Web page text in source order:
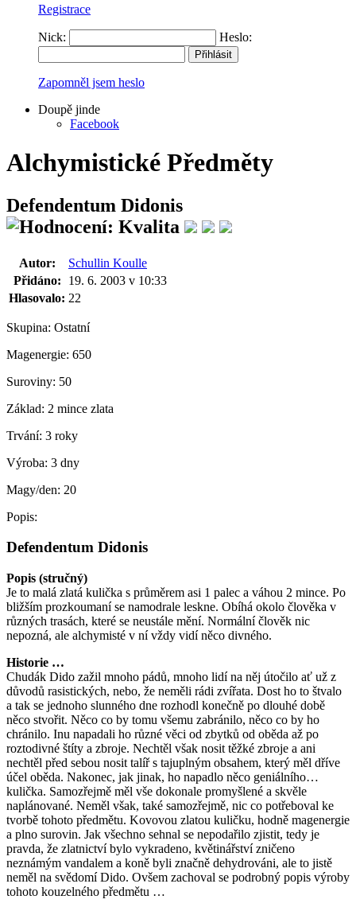
Registrace
Nick: Heslo:
Zapomněl jsem heslo
Doupě jinde
Facebook
Alchymistické Předměty
Defendentum Didonis
Autor:
Schullin Koulle
Přidáno:
19. 6. 2003 v 10:33
Hlasovalo: 22
Skupina: Ostatní
Magenergie: 650
Suroviny: 50
Základ: 2 mince zlata
Trvání: 3 roky
Výroba: 3 dny
Magy/den: 20
Popis:
Defendentum Didonis
Popis (stručný)
Je to malá zlatá kulička s průměrem asi 1 palec a váhou 2 mince. Po
bližším prozkoumaní se namodrale leskne. Obíhá okolo člověka v
různých trasách, které se neustále mění. Normální člověk nic
nepozná, ale alchymisté v ní vždy vidí něco divného.
Historie …
Chudák Dido zažil mnoho pádů, mnoho lidí na něj útočilo ať už z
důvodů rasistických, nebo, že neměli rádi zvířata. Dost ho to štvalo
a tak se jednoho slunného dne rozhodl konečně po dlouhé době
něco stvořit. Něco co by tomu všemu zabránilo, něco co by ho
chránilo. Inu napadali ho různé věci od zbytků od oběda až po
roztodivné štíty a zbroje. Nechtěl však nosit těžké zbroje a ani
nechtěl před sebou nosit talíř s tajuplným obsahem, který měl dříve
účel oběda. Nakonec, jak jinak, ho napadlo něco geniálního…
kulička. Samozřejmě měl vše dokonale promyšlené a skvěle
naplánované. Neměl však, také samozřejmě, nic co potřeboval ke
tvorbě tohoto předmětu. Kovovou zlatou kuličku, hodně magenergie
a plno surovin. Jak všechno sehnal se nepodařilo zjistit, tedy je
pravda, že zlatnictví bylo vykradeno, květinářství zničeno
neznámým vandalem a koně byli značně dehydrováni, ale to jistě
neměl na svědomí Dido. Ovšem zachoval se podrobný popis výroby
tohoto kouzelného předmětu …